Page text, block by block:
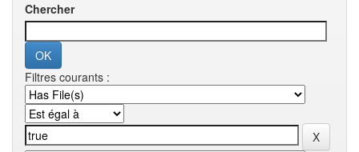
Chercher
Filtres courants :